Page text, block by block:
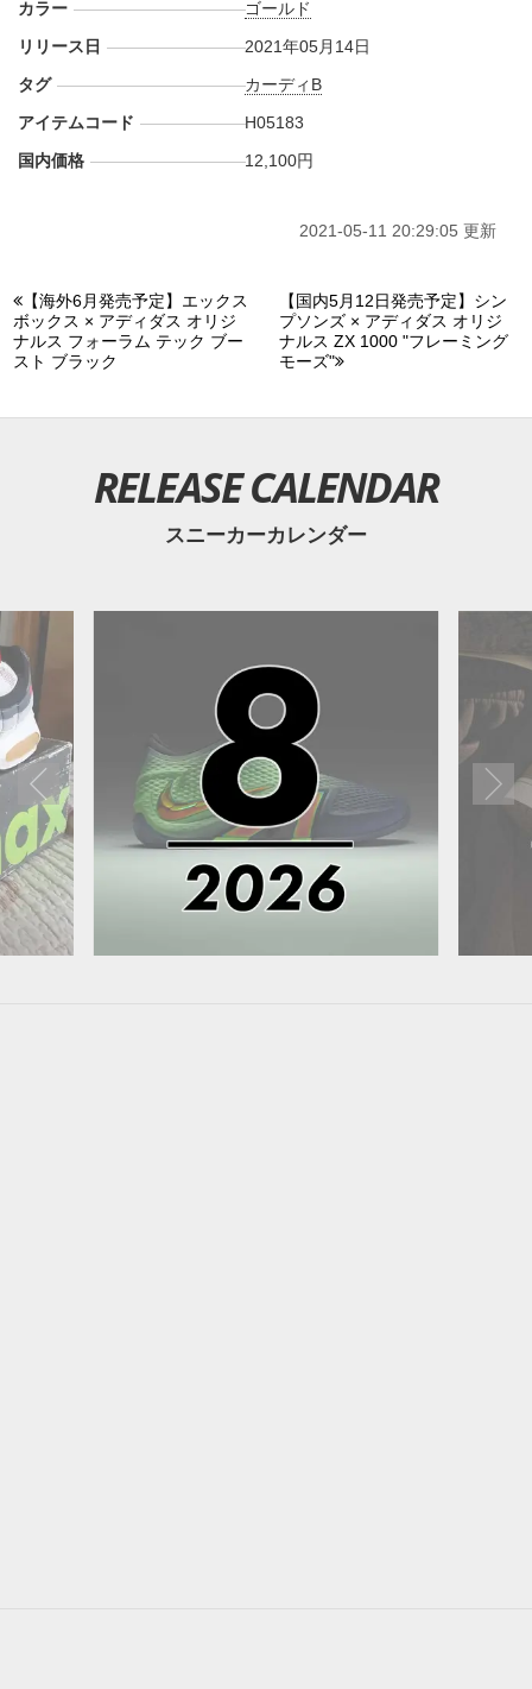
カラー
ゴールド
リリース日
2021年05月14日
タグ
カーディB
アイテムコード
H05183
国内価格
12,100円
2021-05-11 20:29:05 更新
【海外6月発売予定】エックス
ボックス × アディダス オリジ
ナルス フォーラム テック ブー
スト ブラック
【国内5月12日発売予定】シン
プソンズ × アディダス オリジ
ナルス ZX 1000 "フレーミング
モーズ"
RELEASE CALENDAR
スニーカーカレンダー